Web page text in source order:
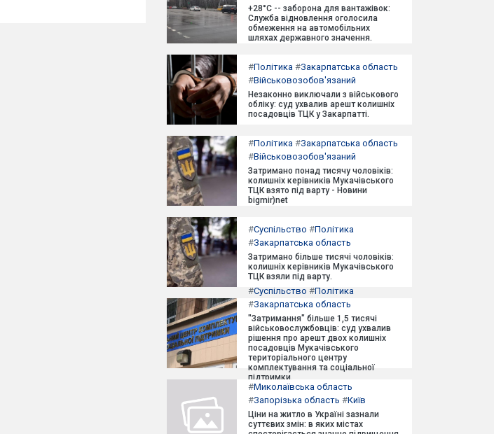
+28°C -- заборона для вантажівок:
Служба відновлення оголосила
обмеження на автомобільних
шляхах державного значення.
#Політика #Закарпатська область
#Військовозобов'язаний
Незаконно виключали з військового
обліку: суд ухвалив арешт колишніх
посадовців ТЦК у Закарпатті.
#Політика #Закарпатська область
#Військовозобов'язаний
Затримано понад тисячу чоловіків:
колишніх керівників Мукачівського
ТЦК взято під варту - Новини
bigmir)net
#Суспільство #Політика
#Закарпатська область
Затримано більше тисячі чоловіків:
колишніх керівників Мукачівського
ТЦК взяли під варту.
#Суспільство #Політика
#Закарпатська область
"Затримання" більше 1,5 тисячі
військовослужбовців: суд ухвалив
рішення про арешт двох колишніх
посадовців Мукачівського
територіального центру
комплектування та соціальної
підтримки.
#Миколаївська область
#Запорізька область #Київ
Ціни на житло в Україні зазнали
суттєвих змін: в яких містах